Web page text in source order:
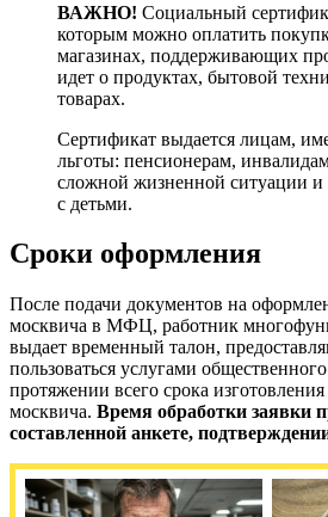
ВАЖНО! Социальный
которым можно оплатить
магазинах, поддерживающих
идет о продуктах, бытовой
товарах.
Сертификат выдается лицам,
льготы: пенсионерам,
сложной жизненной ситуации
с детьми.
Сроки оформления
После подачи документов на
москвича в МФЦ, работник
выдает временный талон,
пользоваться услугами
протяжении всего срока
москвича. Время обработки заявки
составленной анкете,